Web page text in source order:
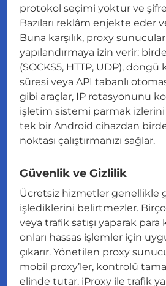
protokol seçimi yoktur ve
Bazıları reklâm enjekte eder
Buna karşılık, proxy
yapılandırmaya izin verir:
(SOCKS5, HTTP, UDP), döngü
süresi veya API tabanlı
gibi araçlar, IP rotasyonunu
işletim sistemi parmak
tek bir Android cihazdan
noktası çalıştırmanızı sağlar.
Güvenlik ve Gizlilik
Ücretsiz hizmetler genellikle
işlediklerini belirtmezler.
veya trafik satışı yaparak para
onları hassas işlemler için
çıkarır. Yönetilen proxy
mobil proxy’ler, kontrolü
elinde tutar. iProxy ile trafik